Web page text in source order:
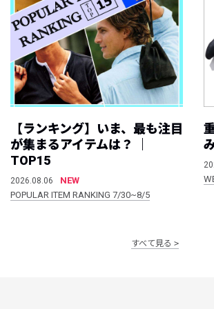
【ランキング】いま、最も注目
が集まるアイテムは？ ｜
TOP15
2026.08.06
NEW
POPULAR ITEM RANKING 7/30~8/5
すべて見る